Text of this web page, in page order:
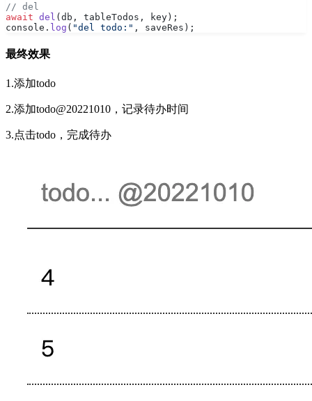
// del
await del (db, tableTodos, key);
console. log ( "del todo:" , saveRes);
最终效果
1.添加todo
2.添加todo@20221010，记录待办时间
3.点击todo，完成待办